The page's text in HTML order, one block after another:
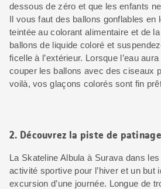
dessous de zéro et que les enfants
Il vous faut des ballons gonflables en
teintée au colorant alimentaire et de
ballons de liquide coloré et
ficelle à l’extérieur. Lorsque l’eau
couper les ballons avec des ciseaux
voilà, vos glaçons colorés sont fin
2. Découvrez la piste de
La Skateline Albula à Surava dans
activité sportive pour l’hiver et un but
excursion d’une journée. Longue de